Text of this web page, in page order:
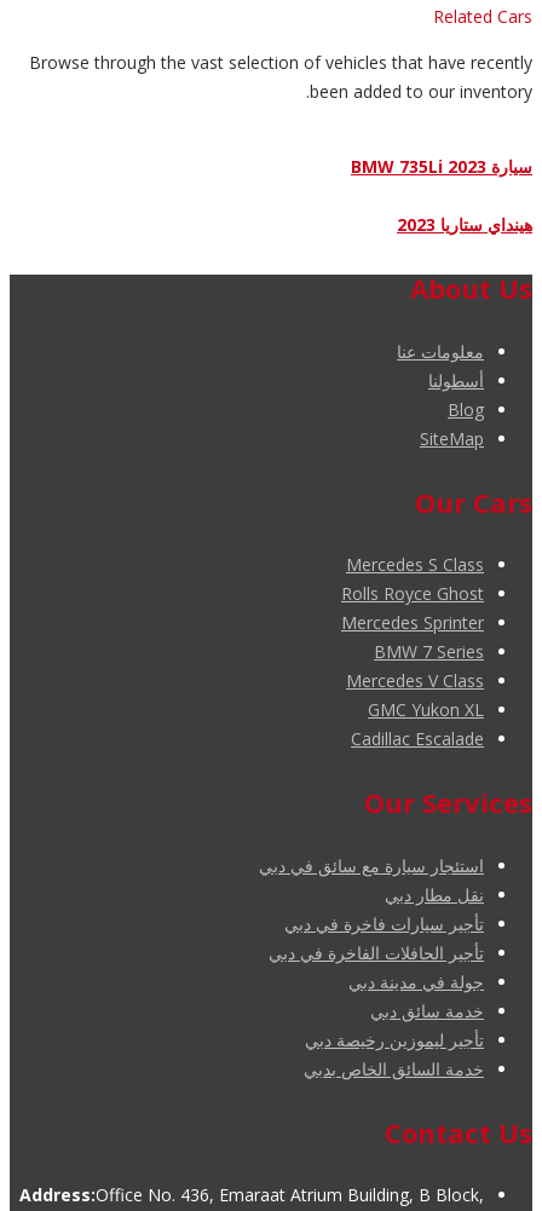
Related Cars
Browse through the vast selection of vehicles that have recently
been added to our inventory.
سيارة BMW 735Li 2023
هينداي ستاريا 2023
About Us
معلومات عنا
أسطولنا
Blog
SiteMap
Our Cars
Mercedes S Class
Rolls Royce Ghost
Mercedes Sprinter
BMW 7 Series
Mercedes V Class
GMC Yukon XL
Cadillac Escalade
Our Services
استئجار سيارة مع سائق في دبي
نقل مطار دبي
تأجير سيارات فاخرة في دبي
تأجير الحافلات الفاخرة في دبي
جولة في مدينة دبي
خدمة سائق دبي
تأجير ليموزين رخيصة دبي
خدمة السائق الخاص بدبي
Contact Us
Address:Office No. 436, Emaraat Atrium Building, B Block,